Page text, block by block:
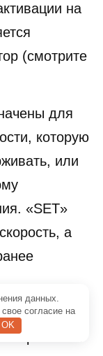
на
(смотрите
для
которую
или
«SET»
а
на
данных.
согласие на
OK